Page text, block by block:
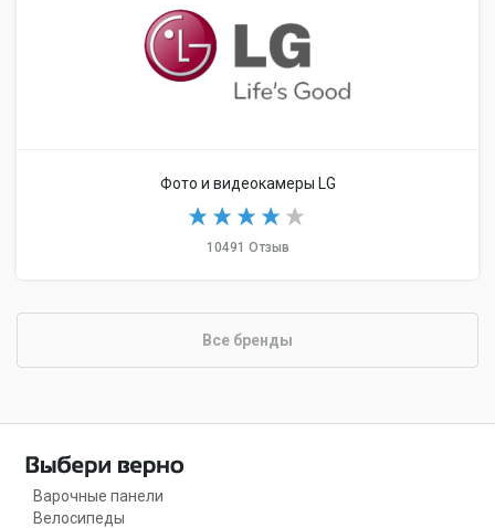
Фото и видеокамеры LG
10491 Отзыв
Все бренды
Варочные панели
Велосипеды